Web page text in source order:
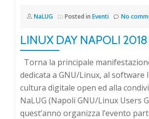
NaLUG Posted in Eventi No
LINUX DAY NAPOLI
Torna la principale
dedicata a GNU/Linux, al software
cultura digitale open ed alla
NaLUG (Napoli GNU/Linux Users
quest’anno organizza l’evento